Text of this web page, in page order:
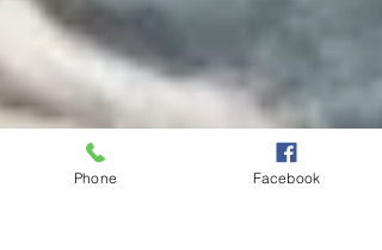
Phone Facebook